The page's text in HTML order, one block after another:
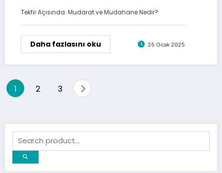
Tekfir Açısında: Mudarat ve Mudahane Nedir?
Daha fazlasını oku 25 Ocak 2025
Yazı
1 2 3